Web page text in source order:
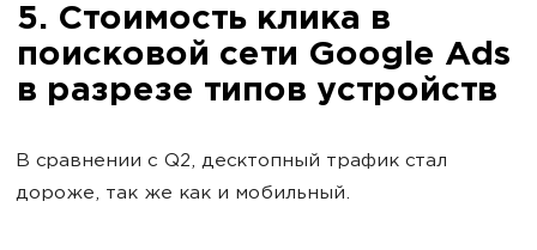
5. Стоимость клика в
поисковой сети Google Ads
в разрезе типов устройств
В сравнении с Q2, десктопный трафик стал
дороже, так же как и мобильный.